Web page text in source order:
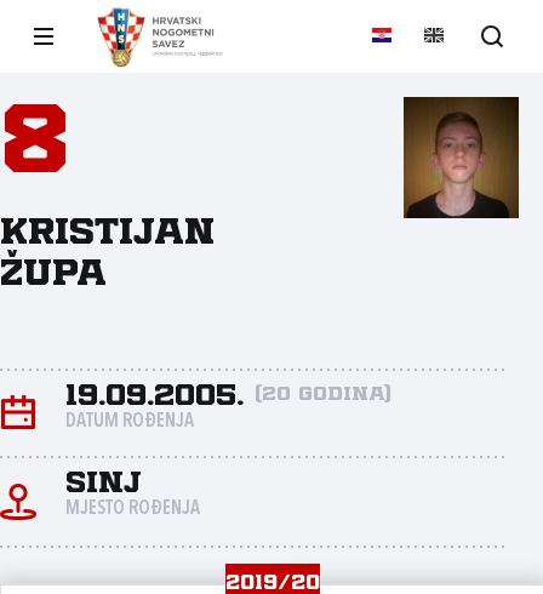
8
Kristijan
Župa
19.09.2005. (20 godina)
DATUM ROĐENJA
Sinj
MJESTO ROĐENJA
2019/20